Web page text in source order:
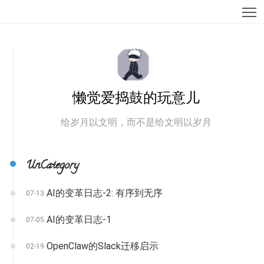
懒觉爱捣鼓的玩意儿
给岁月以文明，而不是给文明以岁月
UnCategory
07-13 AI的变革日志-2: 有序到无序
07-05 AI的变革日志-1
02-19 OpenClaw的Slack迁移启示